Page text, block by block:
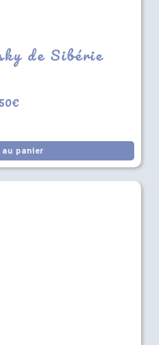
de Sibérie
€
panier